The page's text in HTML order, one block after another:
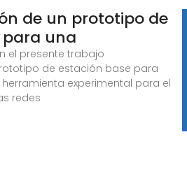
de un prototipo de
una
el presente trabajo
de estación base para
herramienta experimental para el
redes